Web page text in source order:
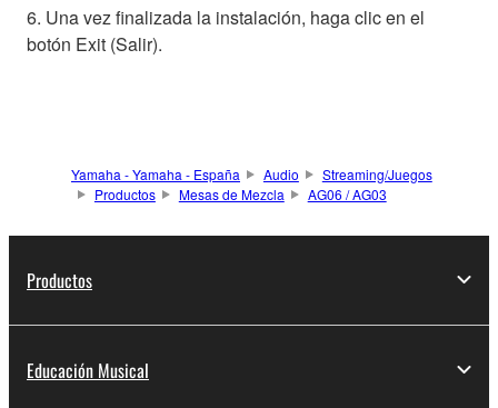
6. Una vez finalizada la instalación, haga clic en el
botón Exit (Salir).
Yamaha - Yamaha - España Audio
Streaming/Juegos
Productos
Mesas de Mezcla AG06 / AG03
Productos
Educación Musical